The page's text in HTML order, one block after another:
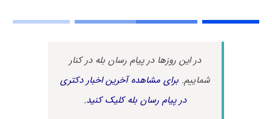
در این روزها در پیام رسان بله در کنار
شماییم.برای مشاهده آخرین اخبار دکتری
در پیام رسان بله کلیک کنید.